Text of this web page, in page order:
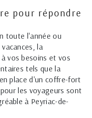
pour répondre
toute l'année ou
la
vos besoins et vos
tels que la
place d'un coffre-fort
les voyageurs sont
à Peyriac-de-